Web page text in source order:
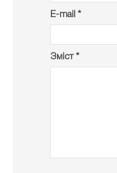
E-mail *
Зміст *